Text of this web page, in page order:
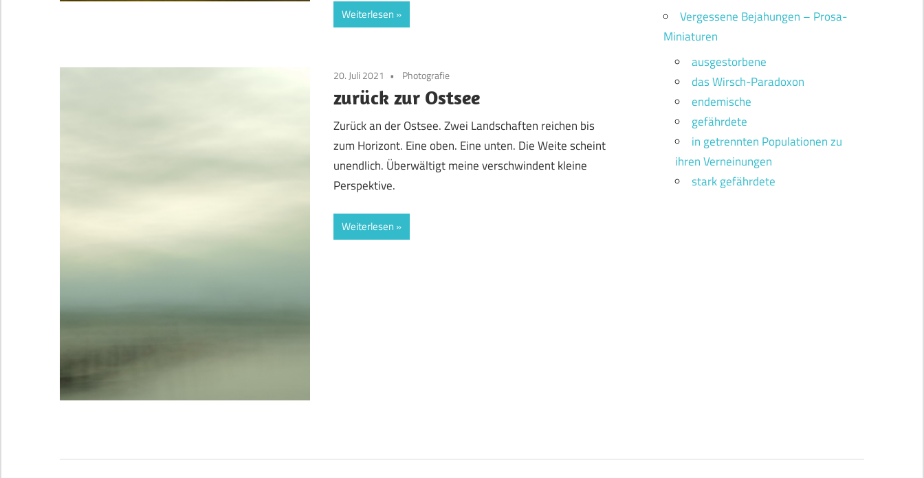
Weiterlesen
20. Juli 2021 Photografie
zurück zur Ostsee
Zurück an der Ostsee. Zwei Landschaften reichen bis
zum Horizont. Eine oben. Eine unten. Die Weite scheint
unendlich. Überwältigt meine verschwindent kleine
Perspektive.
Weiterlesen
Vergessene Bejahungen – Prosa-
Miniaturen
ausgestorbene
das Wirsch-Paradoxon
endemische
gefährdete
in getrennten Populationen zu
ihren Verneinungen
stark gefährdete